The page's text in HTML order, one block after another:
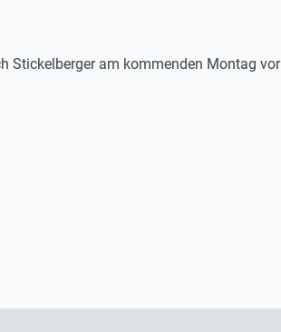
Stickelberger am kommenden Montag vor